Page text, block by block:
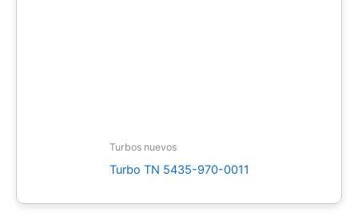
Turbos nuevos
Turbo TN 5435-970-0011